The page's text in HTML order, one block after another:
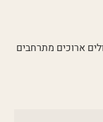
ארוכים מתרחבים